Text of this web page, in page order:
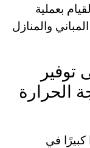
بعملية
والمنازل
توفير
الحرارة
كبيرًا في